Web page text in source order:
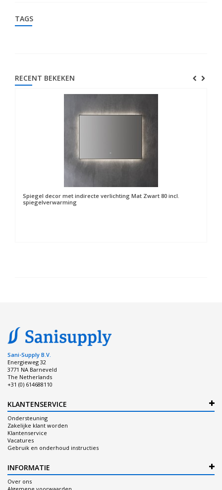
TAGS
RECENT BEKEKEN
Spiegel decor met indirecte verlichting Mat Zwart 80 incl.
spiegelverwarming
Sani-Supply B.V.
Energieweg 32
3771 NA Barneveld
The Netherlands
+31 (0) 614688110
KLANTENSERVICE
Ondersteuning
Zakelijke klant worden
Klantenservice
Vacatures
Gebruik en onderhoud instructies
INFORMATIE
Over ons